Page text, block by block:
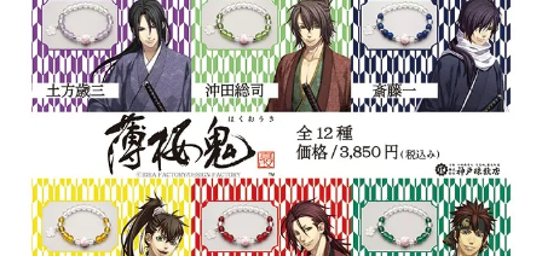
アニメ記事一覧 声優記事一覧
アニメ映画一覧 実写化映画一覧
今期アニメ曜日別一覧
春アニメ 夏アニメ
秋アニメ 冬アニメ